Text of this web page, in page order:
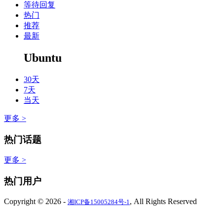
等待回复
热门
推荐
最新
Ubuntu
30天
7天
当天
更多 >
热门话题
更多 >
热门用户
Copyright © 2026 - 湘ICP备15005284号-1 , All Rights Reserved